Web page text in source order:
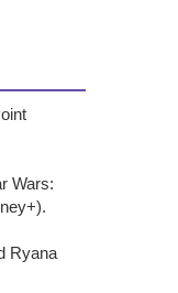
Wars:
Ryana